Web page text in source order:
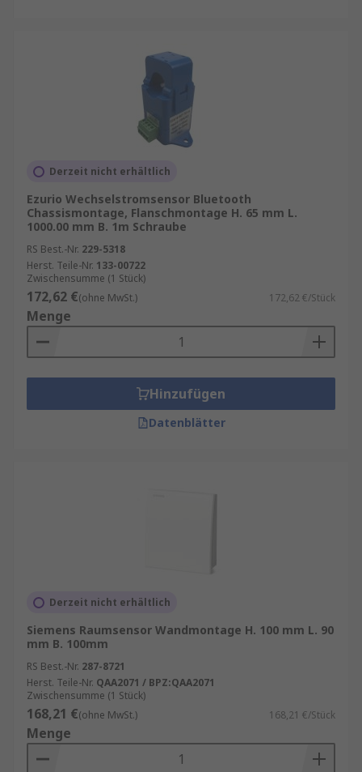
Derzeit nicht erhältlich
Ezurio Wechselstromsensor Bluetooth
Chassismontage, Flanschmontage H. 65 mm L.
1000.00 mm B. 1m Schraube
RS Best.-Nr. 229-5318
Herst. Teile-Nr. 133-00722
Zwischensumme (1 Stück)
172,62 €(ohne MwSt.) 172,62 €/Stück
Menge
Hinzufügen
Datenblätter
Derzeit nicht erhältlich
Siemens Raumsensor Wandmontage H. 100 mm L. 90
mm B. 100mm
RS Best.-Nr. 287-8721
Herst. Teile-Nr. QAA2071 / BPZ:QAA2071
Zwischensumme (1 Stück)
168,21 €(ohne MwSt.) 168,21 €/Stück
Menge